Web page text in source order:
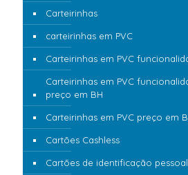
Carteirinhas
carteirinhas em PVC
Carteirinhas em PVC
Carteirinhas em PVC
preço em BH
Carteirinhas em PVC preço em
Cartões Cashless
Cartões de identificação